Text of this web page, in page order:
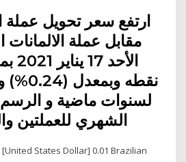
ارتفع سعر تحويل عملة
مقابل عملة الالمانات
نقطه
لسنوات ماضية و الرسم
الشهري للعملتين
[United States Dollar] 0.01 Brazilian